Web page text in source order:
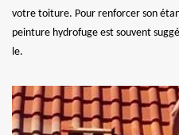
votre toiture. Pour renforcer son
peinture hydrofuge est souvent
le.